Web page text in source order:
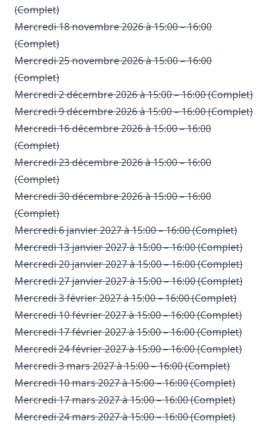
(Complet)
Mercredi 18 novembre 2026 à 15:00 – 16:00
(Complet)
Mercredi 25 novembre 2026 à 15:00 – 16:00
(Complet)
Mercredi 2 décembre 2026 à 15:00 – 16:00 (Complet)
Mercredi 9 décembre 2026 à 15:00 – 16:00 (Complet)
Mercredi 16 décembre 2026 à 15:00 – 16:00
(Complet)
Mercredi 23 décembre 2026 à 15:00 – 16:00
(Complet)
Mercredi 30 décembre 2026 à 15:00 – 16:00
(Complet)
Mercredi 6 janvier 2027 à 15:00 – 16:00 (Complet)
Mercredi 13 janvier 2027 à 15:00 – 16:00 (Complet)
Mercredi 20 janvier 2027 à 15:00 – 16:00 (Complet)
Mercredi 27 janvier 2027 à 15:00 – 16:00 (Complet)
Mercredi 3 février 2027 à 15:00 – 16:00 (Complet)
Mercredi 10 février 2027 à 15:00 – 16:00 (Complet)
Mercredi 17 février 2027 à 15:00 – 16:00 (Complet)
Mercredi 24 février 2027 à 15:00 – 16:00 (Complet)
Mercredi 3 mars 2027 à 15:00 – 16:00 (Complet)
Mercredi 10 mars 2027 à 15:00 – 16:00 (Complet)
Mercredi 17 mars 2027 à 15:00 – 16:00 (Complet)
Mercredi 24 mars 2027 à 15:00 – 16:00 (Complet)